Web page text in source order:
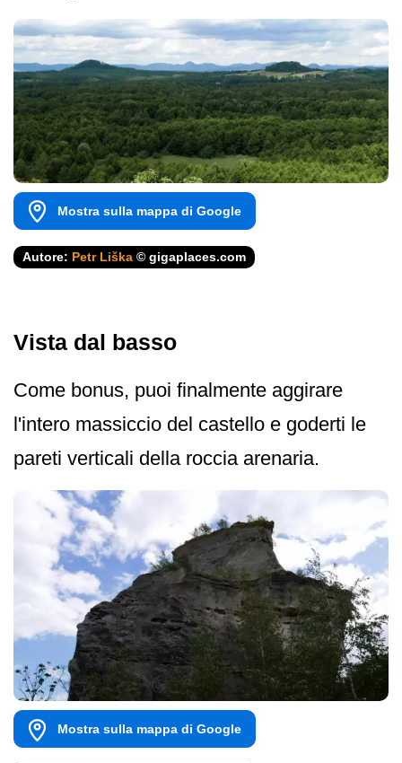
Mostra sulla mappa di Google
Autore: Petr Liška © gigaplaces.com
Vista dal basso
Come bonus, puoi finalmente aggirare
l'intero massiccio del castello e goderti le
pareti verticali della roccia arenaria.
Mostra sulla mappa di Google